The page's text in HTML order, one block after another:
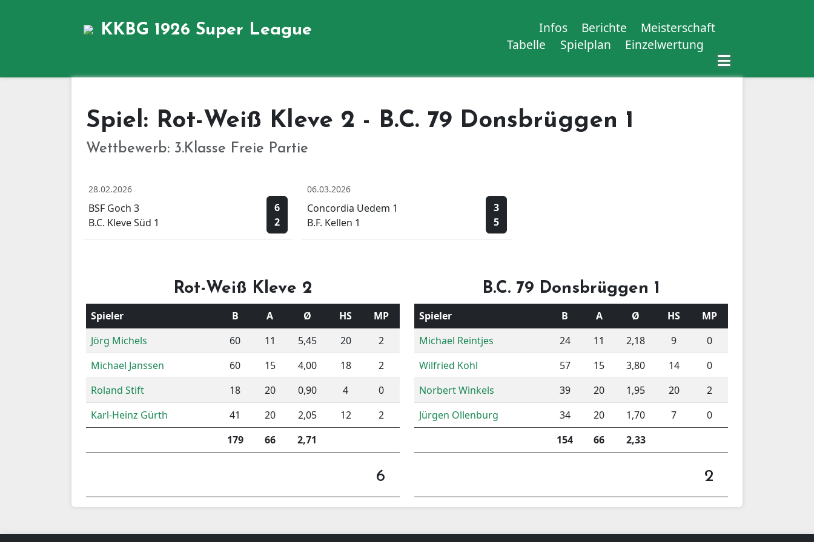
KKBG 1926 Super League Infos Berichte
Meisterschaft
Tabelle
Spielplan Einzelwertung
Spiel: Rot-Weiß Kleve 2 - B.C. 79 Donsbrüggen 1
Wettbewerb: 3.Klasse Freie Partie
28.02.2026
BSF Goch 3
B.C. Kleve Süd 1
6
2
06.03.2026
Concordia Uedem 1
B.F. Kellen 1
3
5
Rot-Weiß Kleve 2
Spieler B A Ø HS
MP
Jörg Michels
60 11 5,45 20
2
Michael Janssen
60 15 4,00 18
2
Roland Stift
18 20 0,90 4
0
Karl-Heinz Gürth
41 20 2,05 12
2
179
66 2,71
6
B.C. 79 Donsbrüggen 1
Spieler B A Ø HS
MP
Michael Reintjes
24 11 2,18 9
0
Wilfried Kohl
57 15 3,80 14
0
Norbert Winkels
39 20 1,95 20
2
Jürgen Ollenburg
34 20 1,70 7
0
154
66 2,33
2